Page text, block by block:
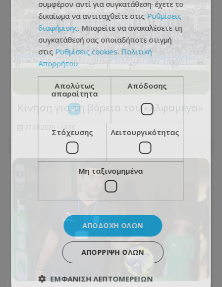
Κίνηση για τη βόρεια του «Αλφαμέγα»
07.08.2026 - 14:30
συμφέρον αντί για συγκατάθεση· έχετε το
δικαίωμα να αντιταχθείτε στις Ρυθμίσεις
διαφήμισης. Μπορείτε να ανακαλέσετε τη
συγκατάθεσή σας οποιαδήποτε στιγμή
στις Ρυθμίσεις cookies. Πολιτική
Απορρήτου
Απολύτως
απαραίτητα
Απόδοσης
Στόχευσης Λειτουργικότητας
Μη ταξινομημένα
ΑΠΟΔΟΧΉ ΌΛΩΝ
ΑΠΌΡΡΙΨΗ ΌΛΩΝ
ΕΜΦΆΝΙΣΗ ΛΕΠΤΟΜΕΡΕΙΏΝ